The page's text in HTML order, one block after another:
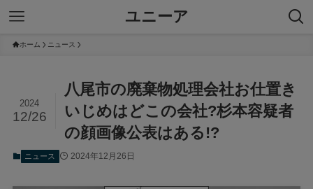
ユニーア
ホーム ニュース
八尾市の廃棄物処理会社お仕置き
いじめはどこの会社?杉本容疑者
の顔画像公表はある!?
2024
12/26
ニュース 2024年12月26日